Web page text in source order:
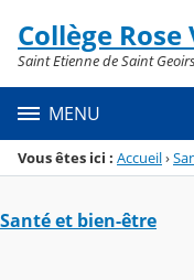
Menu de la rubrique
Contenu
Collège
Saint Etienne de Saint
MENU
Vous êtes ici : Accueil›
Santé et bien-être